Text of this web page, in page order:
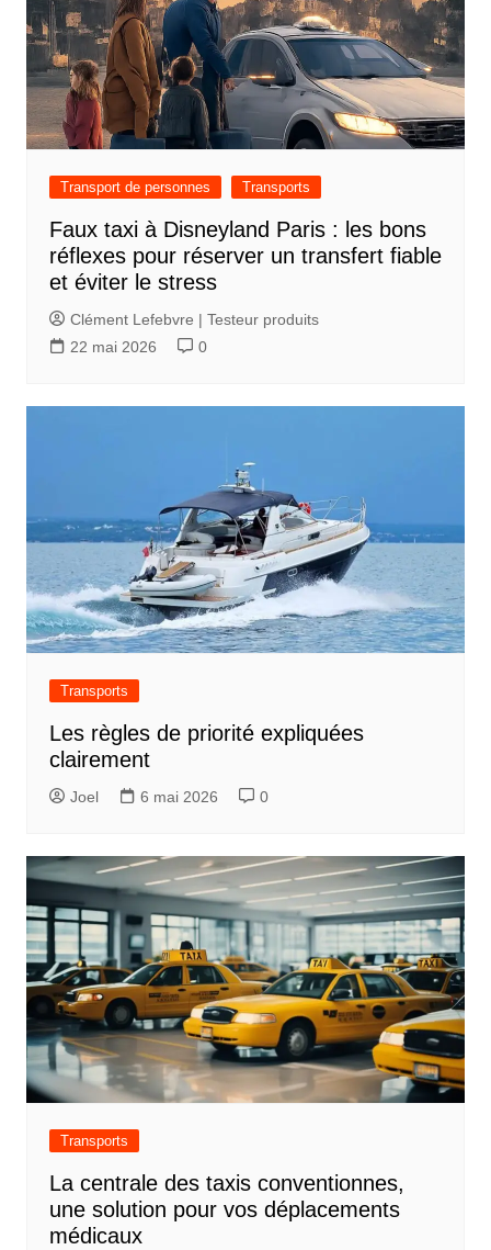
e
Transport de personnes Transports
Faux taxi à Disneyland Paris : les bons
réflexes pour réserver un transfert fiable
et éviter le stress
Clément Lefebvre | Testeur produits
22 mai 2026
0
Transports
Les règles de priorité expliquées
clairement
Joel 6 mai 2026 0
Transports
La centrale des taxis conventionnes,
une solution pour vos déplacements
médicaux